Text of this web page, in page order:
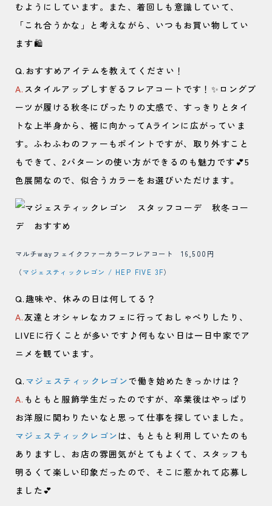
むようにしています。また、着回しも意識していて、
「これ合うかな」と考えながら、いつもお買い物してい
ます🛍️
Q.おすすめアイテムを教えてください！
A. スタイルアップしすぎるフレアコートです！✨ロングブ
ーツが履ける秋冬にぴったりの丈感で、すっきりとタイ
トな上半身から、裾に向かってAラインに広がっていま
す。ふわふわのファーもポイントですが、取り外すこと
もできて、2パターンの使い方ができるのも魅力です💕5
色展開なので、似合うカラーをお選びいただけます。
マルチwayフェイクファーカラーフレアコート 16,500円
（マジェスティックレゴン / HEP FIVE 3F）
Q.趣味や、休みの日は何してる？
A.友達とオシャレなカフェに行っておしゃべりしたり、
LIVEに行くことが多いです♪何もない日は一日中家でア
ニメを観ています。
Q. マジェスティックレゴンで働き始めたきっかけは？
A. もともと服飾学生だったのですが、卒業後はやっぱり
お洋服に関わりたいなと思って仕事を探していました。
マジェスティックレゴンは、もともと利用していたのも
ありますし、お店の雰囲気がとてもよくて、スタッフも
明るくて楽しい印象だったので、そこに惹かれて応募し
ました💕